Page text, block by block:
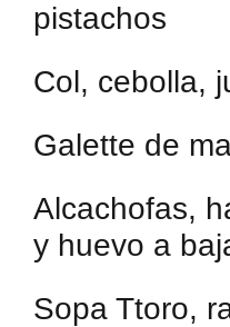
pistachos
Col, cebolla,
Galette de
Alcachofas,
y huevo a
Sopa Ttoro,